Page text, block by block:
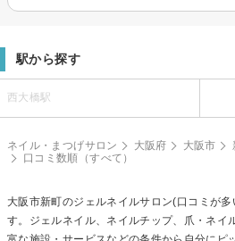
駅から探す
西大橋駅
ネイル・まつげサロン 大阪府 大阪市
口コミ数順（すべて）
大阪市新町のジェルネイルサロン(口コミが
す。ジェルネイル、ネイルチップ、爪・ネイ